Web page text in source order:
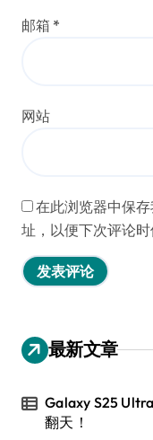
邮箱 *
网站
在此浏览器中保
址，以便下次评论时
最新文章
Galaxy S25
翻天！